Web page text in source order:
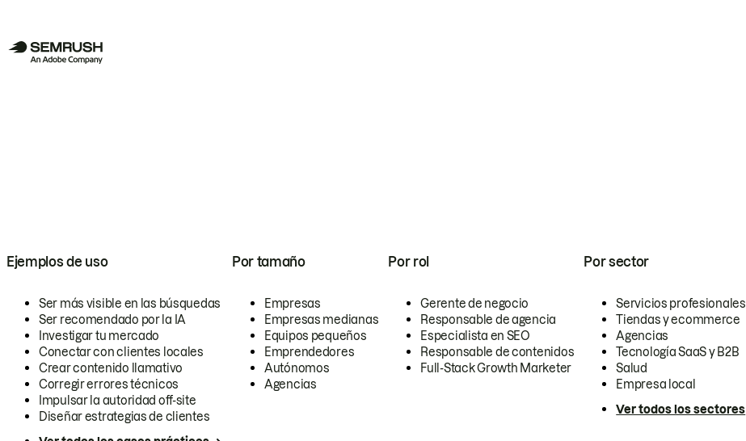
Ejemplos de uso
Ser más visible en las búsquedas
Ser recomendado por la IA
Investigar tu mercado
Conectar con clientes locales
Crear contenido llamativo
Corregir errores técnicos
Impulsar la autoridad off-site
Diseñar estrategias de clientes
Por tamaño
Empresas
Empresas medianas
Equipos pequeños
Emprendedores
Autónomos
Agencias
Por rol
Gerente de negocio
Responsable de agencia
Especialista en SEO
Responsable de contenidos
Full-Stack Growth Marketer
Por sector
Servicios profesionales
Tiendas y ecommerce
Agencias
Tecnología SaaS y B2B
Salud
Empresa local
Ver todos los sectores